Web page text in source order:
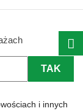
i innych